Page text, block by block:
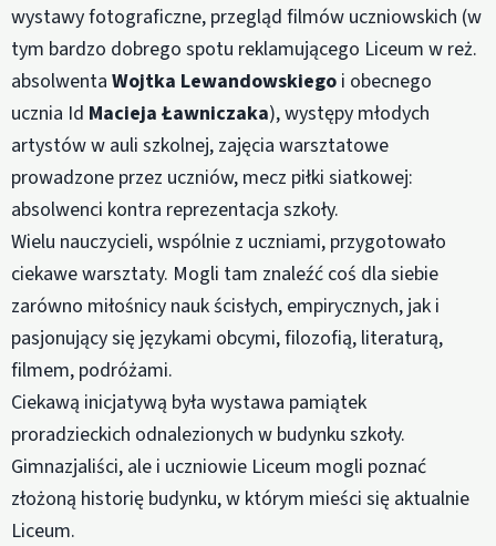
wystawy fotograficzne, przegląd filmów uczniowskich (w
tym bardzo dobrego spotu reklamującego Liceum w reż.
absolwenta Wojtka Lewandowskiego i obecnego
ucznia Id Macieja Ławniczaka), występy młodych
artystów w auli szkolnej, zajęcia warsztatowe
prowadzone przez uczniów, mecz piłki siatkowej:
absolwenci kontra reprezentacja szkoły.
Wielu nauczycieli, wspólnie z uczniami, przygotowało
ciekawe warsztaty. Mogli tam znaleźć coś dla siebie
zarówno miłośnicy nauk ścisłych, empirycznych, jak i
pasjonujący się językami obcymi, filozofią, literaturą,
filmem, podróżami.
Ciekawą inicjatywą była wystawa pamiątek
proradzieckich odnalezionych w budynku szkoły.
Gimnazjaliści, ale i uczniowie Liceum mogli poznać
złożoną historię budynku, w którym mieści się aktualnie
Liceum.